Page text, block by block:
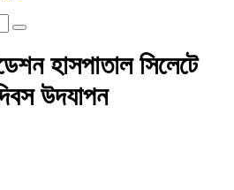
হাসপাতাল সিলেটে
উদযাপন